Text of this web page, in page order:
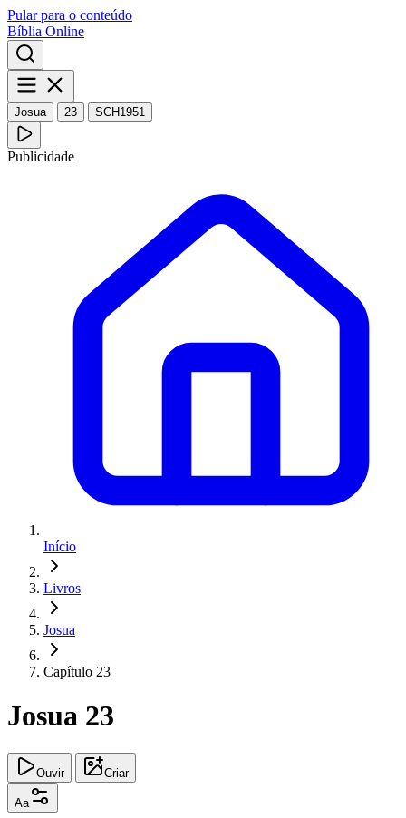
Pular para o conteúdo
Bíblia Online
Josua 23 SCH1951
Publicidade
Início
Livros
Josua
Capítulo 23
Josua 23
Ouvir Criar
Aa